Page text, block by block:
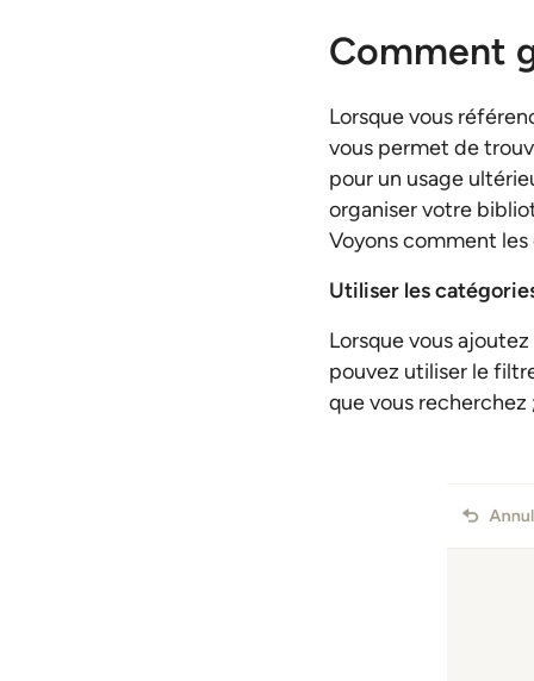
Comment
Lorsque vous
vous permet de
pour un usage
organiser votre
Voyons comment
Utiliser les
Lorsque vous
pouvez utiliser le
que vous